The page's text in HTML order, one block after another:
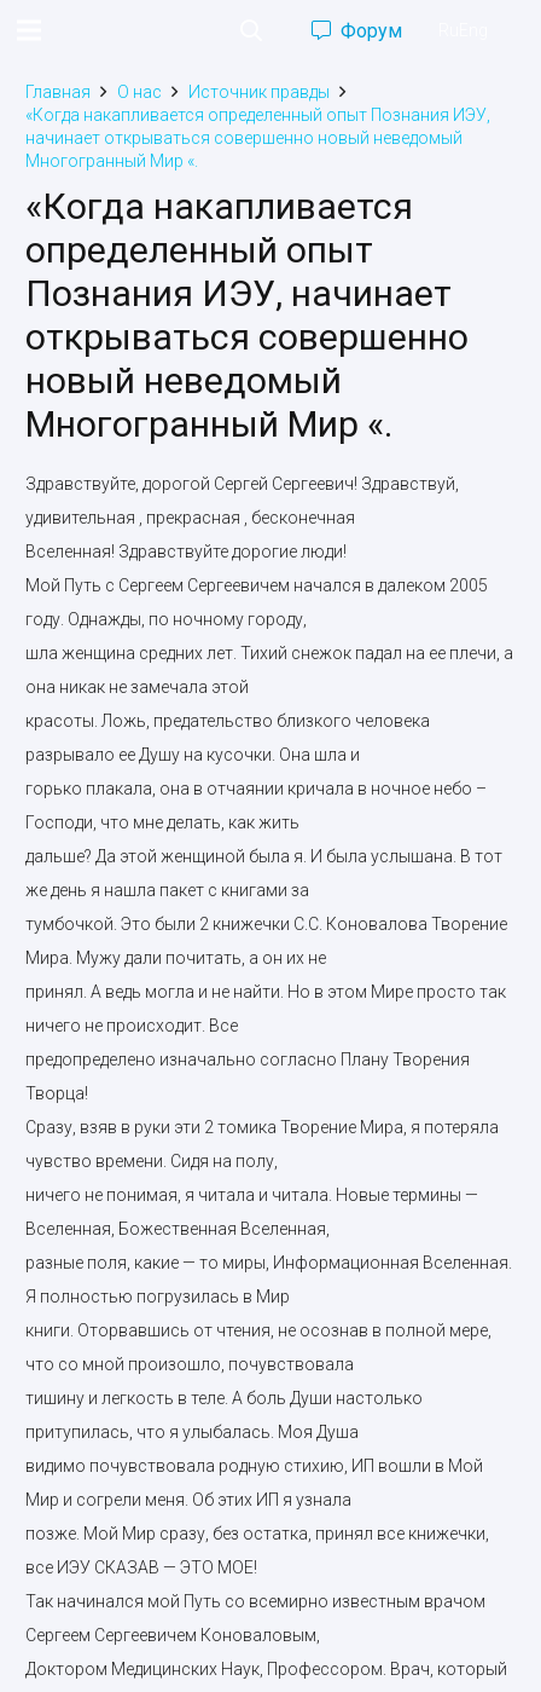
Форум
Главная О нас
Источник правды
«Когда накапливается определенный опыт Познания ИЭУ,
начинает открываться совершенно новый неведомый
Многогранный Мир «.
«Когда накапливается
определенный опыт
Познания ИЭУ, начинает
открываться совершенно
новый неведомый
Многогранный Мир «.
Здравствуйте, дорогой Сергей Сергеевич! Здравствуй,
удивительная , прекрасная , бесконечная
Вселенная! Здравствуйте дорогие люди!
Мой Путь с Сергеем Сергеевичем начался в далеком 2005
году. Однажды, по ночному городу,
шла женщина средних лет. Тихий снежок падал на ее плечи, а
она никак не замечала этой
красоты. Ложь, предательство близкого человека
разрывало ее Душу на кусочки. Она шла и
горько плакала, она в отчаянии кричала в ночное небо –
Господи, что мне делать, как жить
дальше? Да этой женщиной была я. И была услышана. В тот
же день я нашла пакет с книгами за
тумбочкой. Это были 2 книжечки С.С. Коновалова Творение
Мира. Мужу дали почитать, а он их не
принял. А ведь могла и не найти. Но в этом Мире просто так
ничего не происходит. Все
предопределено изначально согласно Плану Творения
Творца!
Сразу, взяв в руки эти 2 томика Творение Мира, я потеряла
чувство времени. Сидя на полу,
ничего не понимая, я читала и читала. Новые термины —
Вселенная, Божественная Вселенная,
разные поля, какие — то миры, Информационная Вселенная.
Я полностью погрузилась в Мир
книги. Оторвавшись от чтения, не осознав в полной мере,
что со мной произошло, почувствовала
тишину и легкость в теле. А боль Души настолько
притупилась, что я улыбалась. Моя Душа
видимо почувствовала родную стихию, ИП вошли в Мой
Мир и согрели меня. Об этих ИП я узнала
позже. Мой Мир сразу, без остатка, принял все книжечки,
все ИЭУ СКАЗАВ — ЭТО МОЕ!
Так начинался мой Путь со всемирно известным врачом
Сергеем Сергеевичем Коноваловым,
Доктором Медицинских Наук, Профессором. Врач, который